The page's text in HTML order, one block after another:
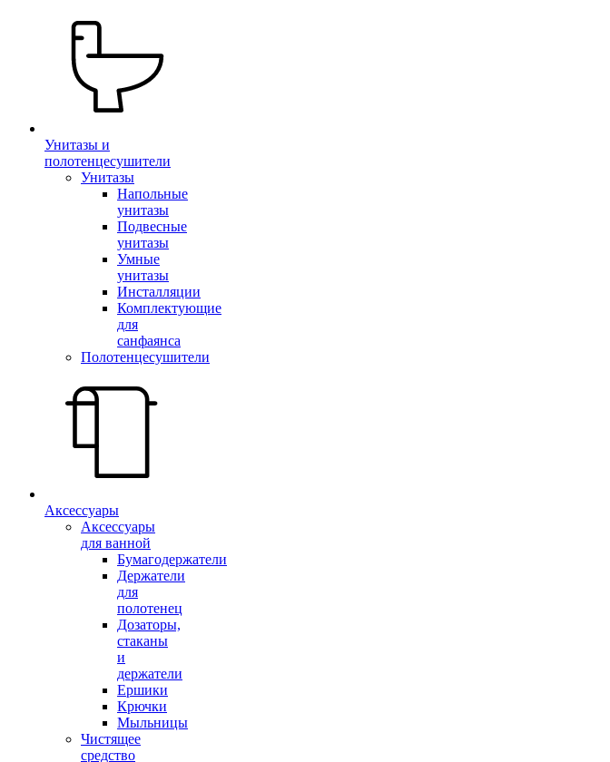
Унитазы и
полотенцесушители
Унитазы
Напольные
унитазы
Подвесные
унитазы
Умные
унитазы
Инсталляции
Комплектующие
для
санфаянса
Полотенцесушители
Аксессуары
Аксессуары
для ванной
Бумагодержатели
Держатели
для
полотенец
Дозаторы,
стаканы
и
держатели
Ершики
Крючки
Мыльницы
Чистящее
средство